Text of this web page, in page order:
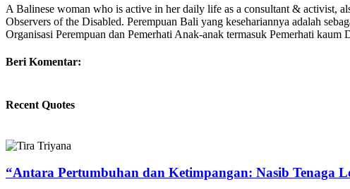
A Balinese woman who is active in her daily life as a consultant & activist,
Observers of the Disabled. Perempuan Bali yang kesehariannya adalah
Organisasi Perempuan dan Pemerhati Anak-anak termasuk Pemerhati kaum
Beri Komentar:
Recent Quotes
“Antara Pertumbuhan dan Ketimpangan: Nasib Tenaga